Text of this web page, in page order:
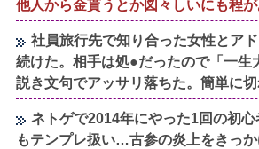
他人から金貰うとか図々しいにも程
社員旅行先で知り合った女性とア
続けた。相手は処●だったので「一生
説き文句でアッサリ落ちた。簡単に
ネトゲで2014年にやった1回の初
もテンプレ扱い…古参の炎上をきっ